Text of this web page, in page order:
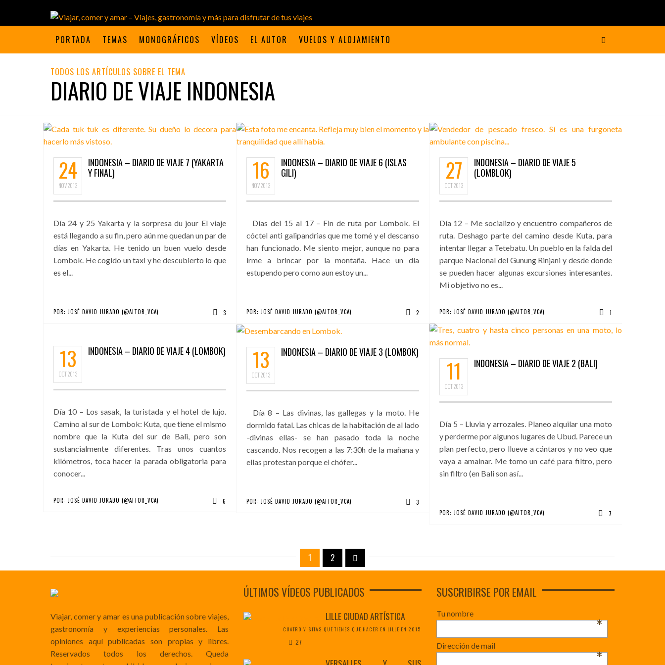
PORTADA TEMAS MONOGRÁFICOS VÍDEOS EL AUTOR VUELOS Y ALOJAMIENTO
TODOS LOS ARTÍCULOS SOBRE EL TEMA
DIARIO DE VIAJE INDONESIA
24
NOV2013
INDONESIA – DIARIO DE VIAJE 7 (YAKARTA
Y FINAL)
Día 24 y 25 Yakarta y la sorpresa du jour El viaje
está llegando a su fin, pero aún me quedan un par de
días en Yakarta. He tenido un buen vuelo desde
Lombok. He cogido un taxi y he descubierto lo que
es el...
POR: JOSÉ DAVID JURADO (@AITOR_VCA) 3
16
NOV2013
INDONESIA – DIARIO DE VIAJE 6 (ISLAS
GILI)
Días del 15 al 17 – Fin de ruta por Lombok. El
cóctel anti galipandrias que me tomé y el descanso
han funcionado. Me siento mejor, aunque no para
irme a brincar por la montaña. Hace un día
estupendo pero como aun estoy un...
POR: JOSÉ DAVID JURADO (@AITOR_VCA) 2
27
OCT2013
INDONESIA – DIARIO DE VIAJE 5
(LOMBLOK)
Día 12 – Me socializo y encuentro compañeros de
ruta. Deshago parte del camino desde Kuta, para
intentar llegar a Tetebatu. Un pueblo en la falda del
parque Nacional del Gunung Rinjani y desde donde
se pueden hacer algunas excursiones interesantes.
Mi objetivo no es...
POR: JOSÉ DAVID JURADO (@AITOR_VCA) 1
13
OCT2013
INDONESIA – DIARIO DE VIAJE 4 (LOMBOK)
Día 10 – Los sasak, la turistada y el hotel de lujo.
Camino al sur de Lombok: Kuta, que tiene el mismo
nombre que la Kuta del sur de Bali, pero son
sustancialmente diferentes. Tras unos cuantos
kilómetros, toca hacer la parada obligatoria para
conocer...
POR: JOSÉ DAVID JURADO (@AITOR_VCA) 6
13
OCT2013
INDONESIA – DIARIO DE VIAJE 3 (LOMBOK)
Día 8 – Las divinas, las gallegas y la moto. He
dormido fatal. Las chicas de la habitación de al lado
-divinas ellas- se han pasado toda la noche
cascando. Nos recogen a las 7:30h de la mañana y
ellas protestan porque el chófer...
POR: JOSÉ DAVID JURADO (@AITOR_VCA) 3
11
OCT2013
INDONESIA – DIARIO DE VIAJE 2 (BALI)
Día 5 – Lluvia y arrozales. Planeo alquilar una moto
y perderme por algunos lugares de Ubud. Parece un
plan perfecto, pero llueve a cántaros y no veo que
vaya a amainar. Me tomo un café para filtro, pero
sin filtro (en Bali son así...
POR: JOSÉ DAVID JURADO (@AITOR_VCA) 7
1 2
Viajar, comer y amar es una publicación sobre viajes,
gastronomía y experiencias personales. Las
opiniones aquí publicadas son propias y libres.
Reservados todos los derechos. Queda
ÚLTIMOS VÍDEOS PUBLICADOS
LILLE CIUDAD ARTÍSTICA
CUATRO VISITAS QUE TIENES QUE HACER EN LILLE EN 2015
27
SUSCRIBIRSE POR EMAIL
Tu nombre
*
Dirección de mail
*